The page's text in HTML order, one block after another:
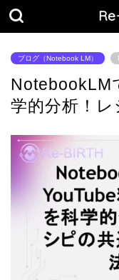
ブログ（Notebook LM）
NotebookLM
学的分析！